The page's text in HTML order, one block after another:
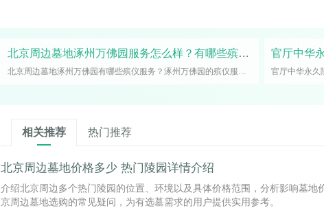
北京周边墓地涿州万佛园服务怎么样？有哪些殡仪服务 官厅中华
相关推荐 热门推荐
北京周边墓地价格多少 热门陵园详情介绍
介绍北京周边多个热门陵园的位置、环境以及具体价格范围，分析影响墓地
京周边墓地选购的常见疑问，为有选墓需求的用户提供实用参考。